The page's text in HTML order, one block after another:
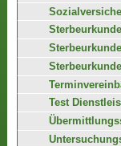
Sterbeurkunde
Test